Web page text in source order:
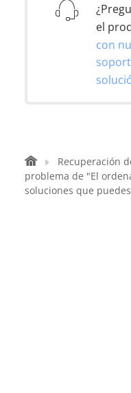
el
con
Recuperación
problema de "El
soluciones que